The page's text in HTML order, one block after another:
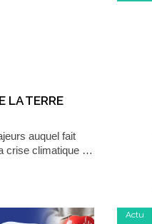
LA TERRE
auquel fait
crise climatique …
Actu